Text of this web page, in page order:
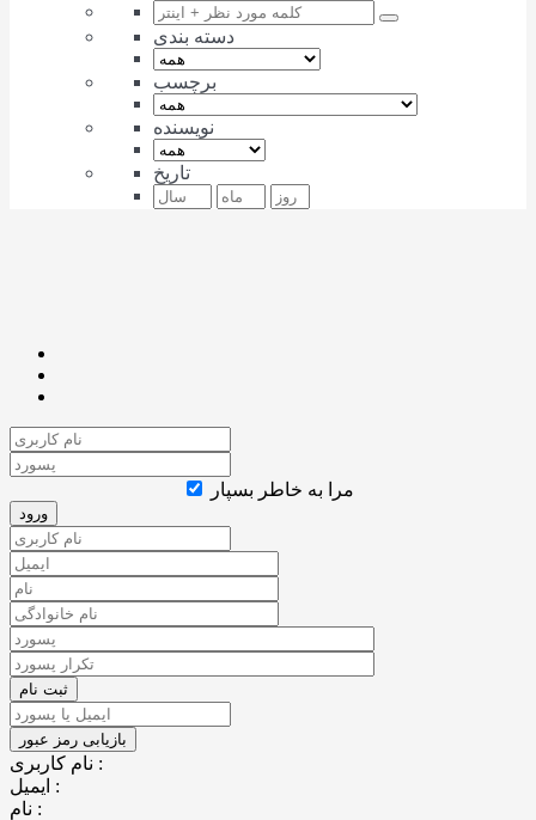
دسته بندی
برچسب
نویسنده
تاریخ
مرا به خاطر بسپار
نام کاربری :
ایمیل :
نام :